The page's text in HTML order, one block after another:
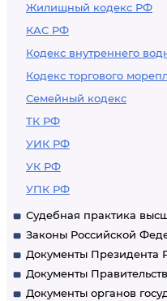
Жилищный кодекс РФ
КАС РФ
Кодекс внутреннего
Кодекс торгового
Семейный кодекс
ТК РФ
УИК РФ
УК РФ
УПК РФ
Судебная практика
Законы Российской
Документы Президента
Документы
Документы органов